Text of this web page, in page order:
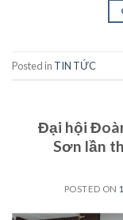
Posted in TIN TỨC
Đại hội
Sơn lần
POSTED ON